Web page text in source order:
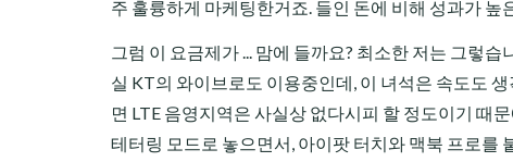
주 훌륭하게 마케팅한거죠. 들인 돈에 비해 성과가 높
그럼 이 요금제가 ... 맘에 들까요? 최소한 저는 그렇
실 KT의 와이브로도 이용중인데, 이 녀석은 속도도
면 LTE 음영지역은 사실상 없다시피 할 정도이기 때
테터링 모드로 놓으면서, 아이팟 터치와 맥북 프로를